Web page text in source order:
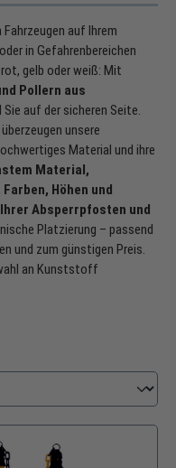
auf Ihrem
in Gefahrenbereichen
gelb oder weiß: Mit
Pollern aus
auf der sicheren Seite.
überzeugen unsere
Material und ihre
Material,
Höhen und
Ihrer Absperrpfosten und
Platzierung – passend
und zum günstigen Preis.
an Kunststoff